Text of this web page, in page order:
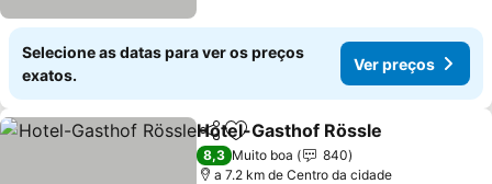
Selecione as datas para ver os preços
exatos.
Ver preços
PartilharAdicionar aos favoritos
Hotel-Gasthof Rössle
8,3 Muito boa
840
a 7.2 km de Centro da cidade